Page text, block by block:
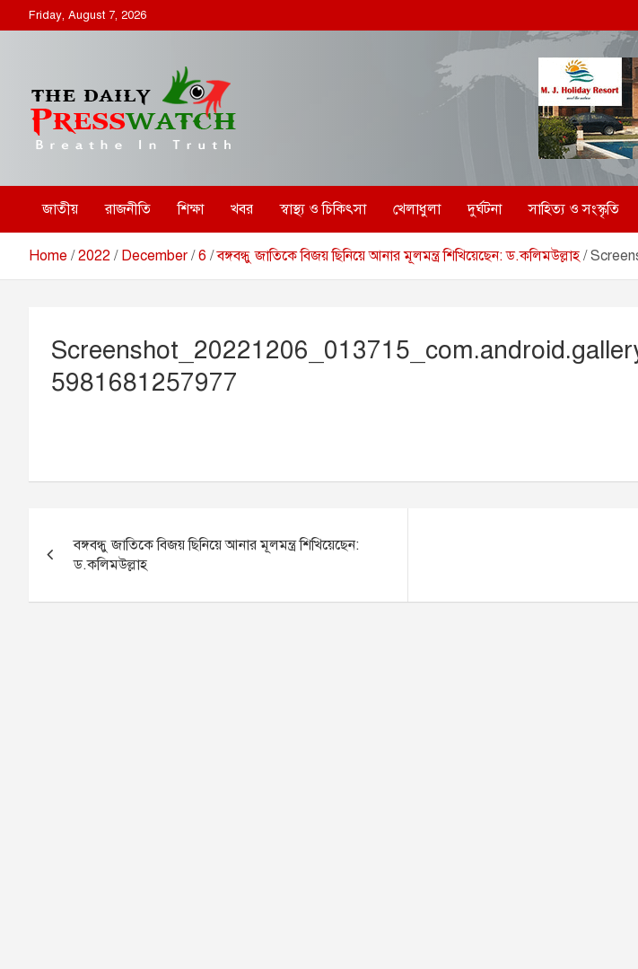
k
t
Friday, August 7, 2026
ডেইলি প্রেসওয়াচ
জাতীয় রাজনীতি শিক্ষা খবর স্বাস্থ্য ও চিকিৎসা খেলাধুলা দুর্ঘটনা সাহিত্য ও সংস্কৃতি
Home 2022 December 6 বঙ্গবন্ধু জাতিকে বিজয় ছিনিয়ে আনার মূলমন্ত্র শিখিয়েছেন: ড.কলিমউল্লাহ
5981681257977
s
বঙ্গবন্ধু জাতিকে বিজয় ছিনিয়ে আনার মূলমন্ত্র শিখিয়েছেন:
ড.কলিমউল্লাহ